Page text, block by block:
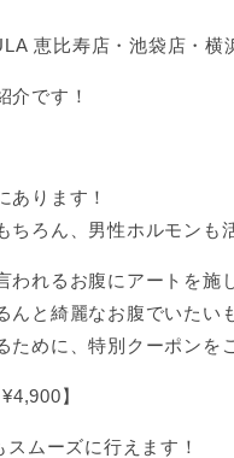
恵比寿店・池袋店・
介です！
あります！
ろん、男性ホルモンも
われるお腹にアートを施
と綺麗なお腹でいたい
ために、特別クーポンを
】
ムーズに行えます！